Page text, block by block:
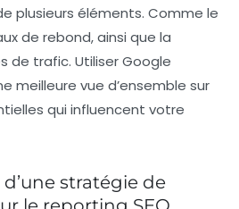
plusieurs éléments. Comme le
de rebond, ainsi que la
de trafic. UtiliserGoogle
meilleure vue d’ensemble sur
qui influencent votre
stratégie de